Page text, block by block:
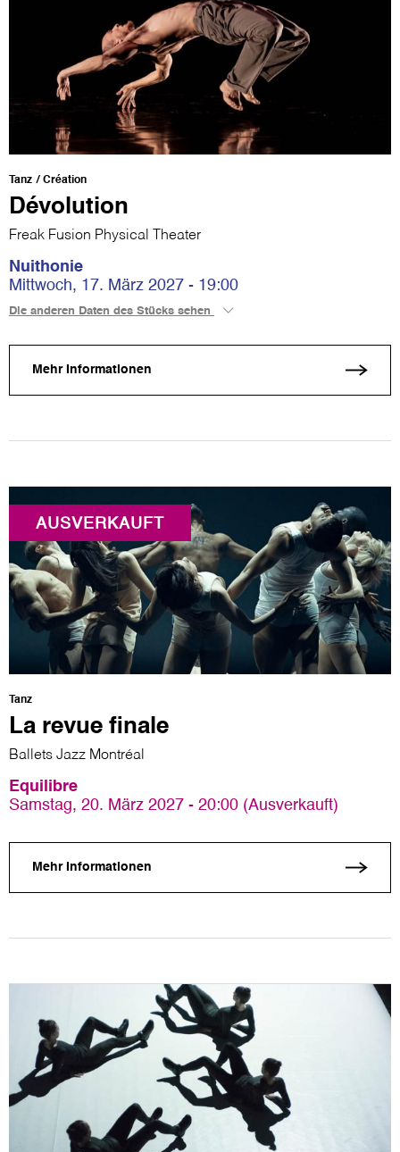
Tanz Création
Dévolution
Freak Fusion Physical Theater
Nuithonie
Mittwoch, 17. März 2027 - 19:00
Die anderen Daten des Stücks sehen
Mehr Informationen
AUSVERKAUFT
Tanz
La revue finale
Ballets Jazz Montréal
Equilibre
Samstag, 20. März 2027 - 20:00 (Ausverkauft)
Mehr Informationen